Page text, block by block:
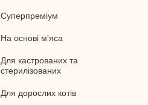
Суперпреміум
На основі м'яса
Для кастрованих та
стерилізованих
Для дорослих котів